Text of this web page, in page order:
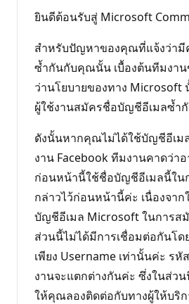
ยินดีต้อนรับสู่ Microsoft
สำหรับปัญหาของคุณที่แจ้งว่า
ซ้ำกันกับคุณนั้น เบื้องต้นทีมงาน
ว่านโยบายของทาง
ผู้ใช้งานสมัครชื่อบัญชีอีเมลซ้ำ
ดังนั้นหากคุณไม่ได้ใช้บัญชีอีเม
งาน Facebook ทีมงานคาดว่า
ก่อนหน้านี้ใช้ชื่อบัญชีอีเมลนี้ใน
กล่าวไว้ก่อนหน้านี้ค่ะ เนื่องจา
บัญชีอีเมล Microsoft ในการส
ส่วนนี้ไม่ได้มีการเชื่อมต่อกันโด
เพียง Username เท่านั้นค่ะ รหั
งานจะแตกต่างกันค่ะ ซึ่งในส่ว
ให้คุณลองติดต่อกับทางผู้ให้บริก